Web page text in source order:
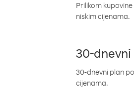
Prilikom
niskim cijenama.
30-
30-dnevni plan
cijenama.